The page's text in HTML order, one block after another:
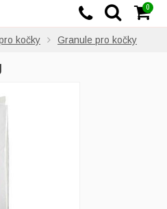
kočky Granule pro kočky
0